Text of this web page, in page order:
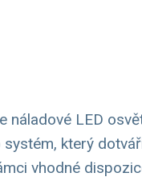
náladové LED
který
vhodné